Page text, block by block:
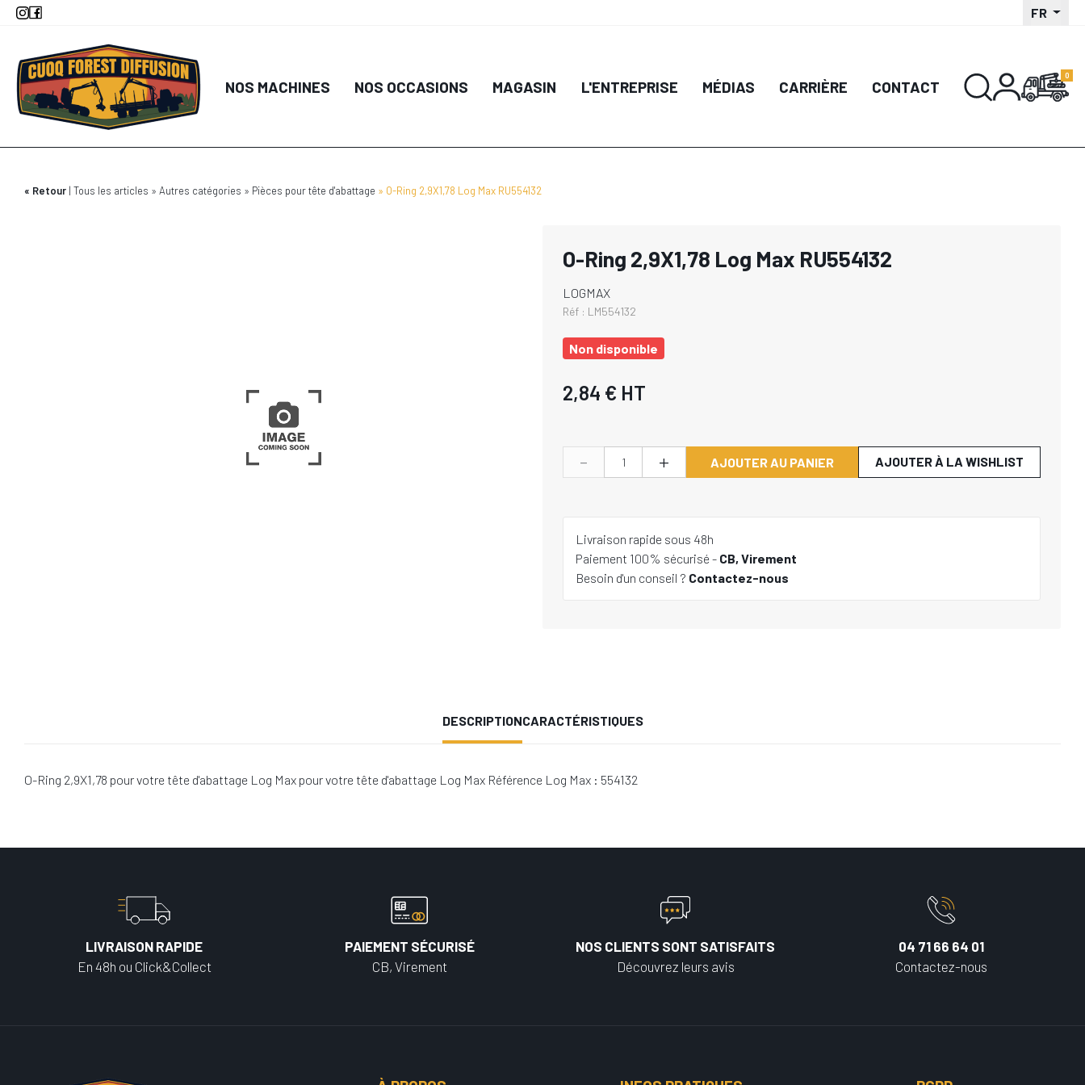
Aller
principal
FR
NOS MACHINES NOS OCCASIONS MAGASIN L'ENTREPRISE MÉDIAS CARRIÈRE CONTACT
Retour Tous les articles Autres catégories Pièces pour tête d'abattage O-Ring 2,9X1,78 Log Max RU554132
O-Ring 2,9X1,78 Log Max RU554132
LOGMAX
Réf : LM554132
Non disponible
2,84 € HT
- + AJOUTER AU PANIER AJOUTER À LA WISHLIST
Livraison rapide sous 48h
Paiement 100% sécurisé - CB, Virement
Besoin d'un conseil ? Contactez-nous
DESCRIPTIONCARACTÉRISTIQUES
O-Ring 2,9X1,78 pour votre tête d'abattage Log Max pour votre tête d'abattage Log Max Référence Log Max : 554132
LIVRAISON RAPIDE
En 48h ou Click&Collect
PAIEMENT SÉCURISÉ
CB, Virement
NOS CLIENTS SONT SATISFAITS
Découvrez leurs avis
04 71 66 64 01
Contactez-nous